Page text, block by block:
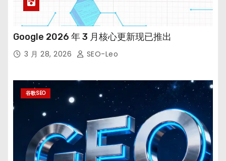
Google 2026 年 3 月核心更新现已推出
3 月 28, 2026 SEO-Leo
谷歌SEO